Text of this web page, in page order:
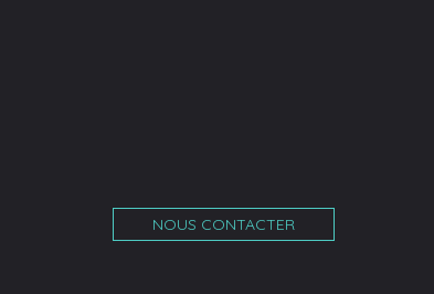
NOUS CONTACTER